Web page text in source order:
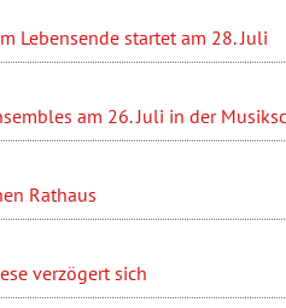
Lebensende startet am 28. Juli
am 26. Juli in der
Rathaus
verzögert sich